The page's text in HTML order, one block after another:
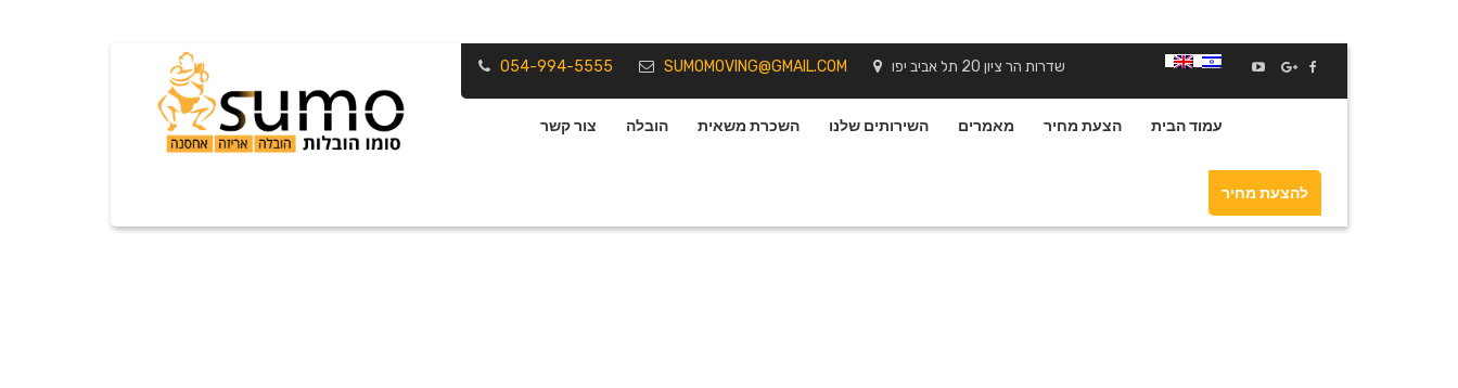
054-994-5555 SUMOMOVING@GMAIL.COM שדרות הר ציון 20 תל אביב יפו
עמוד הבית הצעת מחיר מאמרים השירותים שלנו השכרת משאית הובלה צור קשר
להצעת מחיר